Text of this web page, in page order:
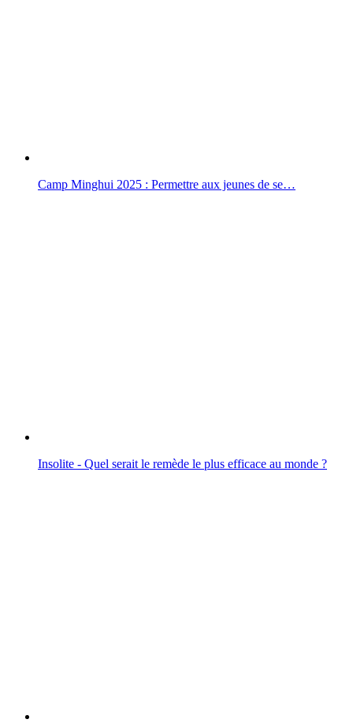
Camp Minghui 2025 : Permettre aux jeunes de se…
Insolite - Quel serait le remède le plus efficace au monde ?